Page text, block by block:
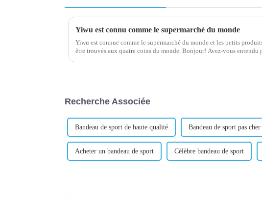
Yiwu est connu comme le supermarché du monde
Yiwu est connue comme le supermarché du monde et les petits
être trouvés aux quatre coins du monde. Bonjour! Avez-vous entendu parler du marché des
Recherche Associée
Bandeau de sport de haute qualité Bandeau de sport pas cher
Acheter un bandeau de sport Célèbre bandeau de sport